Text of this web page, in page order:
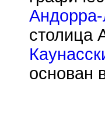
столица
основан